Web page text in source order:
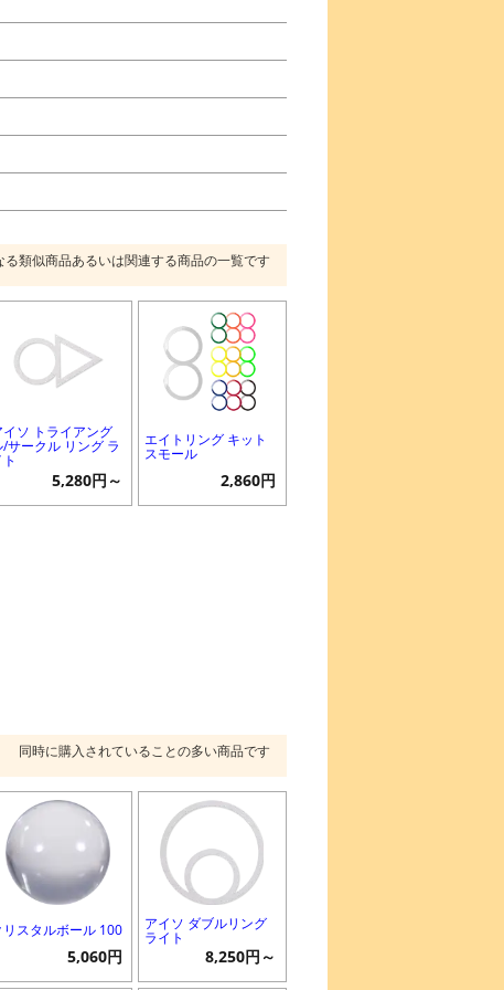
る類似商品あるいは関連する商品の一覧です
イソ トライアング
/サークル リング ラ
5,280円～
エイトリング キット
スモール
2,860円
同時に購入されていることの多い商品です
リスタルボール 100
5,060円
アイソ ダブルリング
ライト
8,250円～